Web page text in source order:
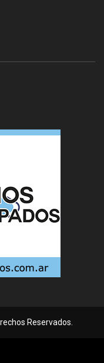
Reservados.